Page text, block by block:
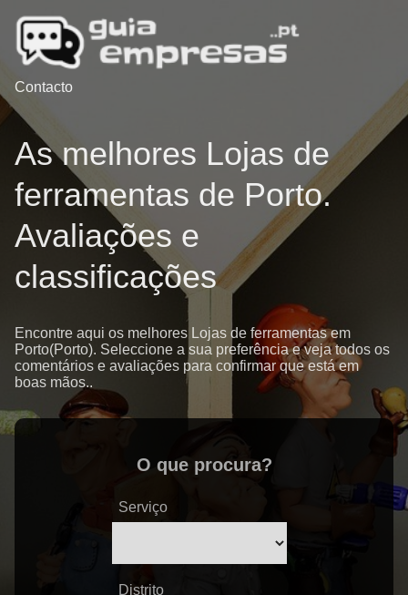
Contacto
As melhores Lojas de
ferramentas de Porto.
Avaliações e
classificações
Encontre aqui os melhores Lojas de ferramentas em
Porto(Porto). Seleccione a sua preferência e veja todos os
comentários e avaliações para confirmar que está em
boas mãos..
O que procura?
Serviço
Distrito